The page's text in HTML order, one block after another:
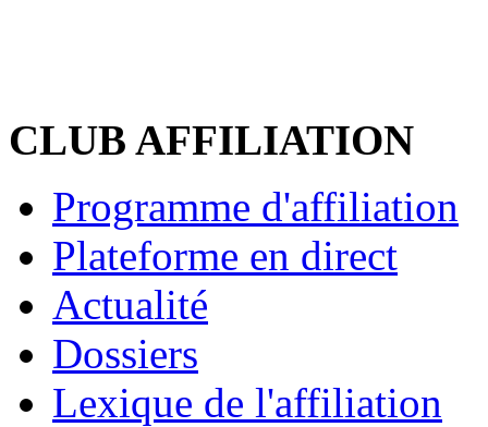
CLUB AFFILIATION
Programme d'affiliation
Plateforme en direct
Actualité
Dossiers
Lexique de l'affiliation